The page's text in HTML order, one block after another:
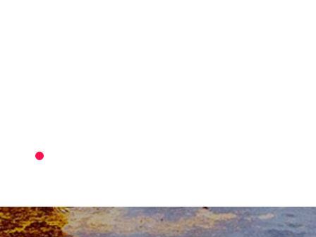
5KM
RUN